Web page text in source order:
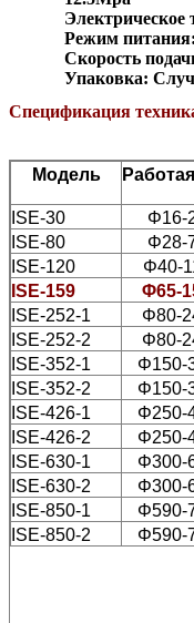
Электрическое
Режим питания:
Скорость
Упаковка:
Спецификация
Модель
ISE-30
Φ16-
ISE-80
Φ28-
ISE-120
Φ40-
ISE-159
Φ65-
ISE-252-1
Φ80-
ISE-252-2
Φ80-
ISE-352-1
Φ150-
ISE-352-2
Φ150-
ISE-426-1
Φ250-
ISE-426-2
Φ250-
ISE-630-1
Φ300-
ISE-630-2
Φ300-
ISE-850-1
Φ590-
ISE-850-2
Φ590-